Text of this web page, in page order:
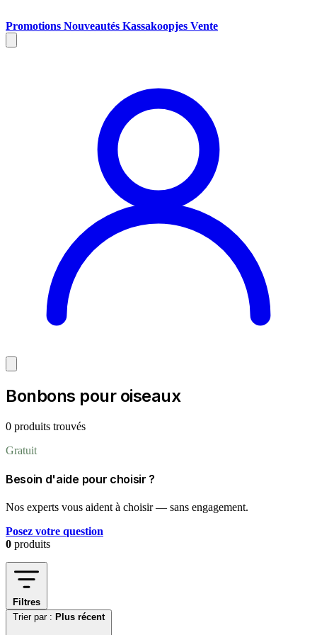
Promotions Nouveautés Kassakoopjes Vente
Bonbons pour oiseaux
0 produits trouvés
Gratuit
Besoin d'aide pour choisir ?
Nos experts vous aident à choisir — sans engagement.
Posez votre question
0 produits
Filtres
Trier par : Plus récent